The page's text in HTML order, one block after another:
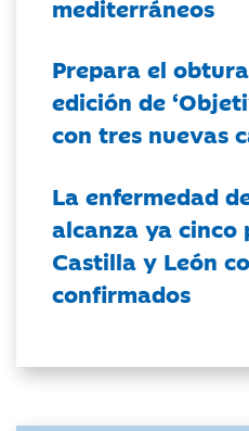
mediterráneos
Prepara el
edición de
con tres nuevas
La enfermedad
alcanza ya cinco
Castilla y León
confirmados